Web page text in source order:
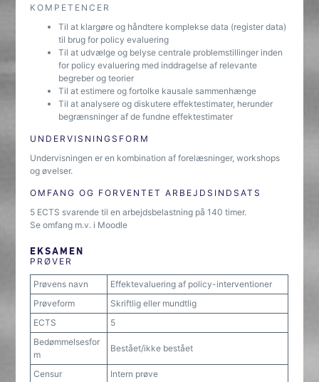
KOMPETENCER
Til at klargøre og håndtere komplekse data (register data)
til brug for policy evaluering
Til at udvælge og belyse centrale problemstillinger inden
for policy evaluering med inddragelse af relevante
begreber og teorier
Til at estimere og fortolke kausale sammenhænge
Til at analysere og diskutere effektestimater, herunder
begrænsninger af de fundne effektestimater
UNDERVISNINGSFORM
Undervisningen er en kombination af forelæsninger, workshops
og øvelser.
OMFANG OG FORVENTET ARBEJDSINDSATS
5 ECTS svarende til en arbejdsbelastning på 140 timer.
Se omfang m.v. i Moodle
EKSAMEN
PRØVER
Prøvens navn
Effektevaluering af policy-interventioner
Prøveform
Skriftlig eller mundtlig
ECTS
5
Bedømmelsesfor
m
Bestået/ikke bestået
Censur
Intern prøve